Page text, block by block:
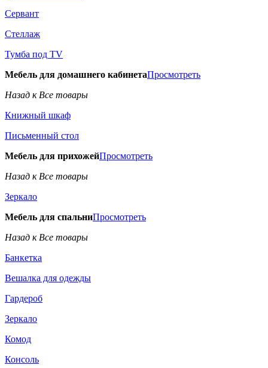
Сервант
Стеллаж
Тумба под TV
Мебель для домашнего кабинетаПросмотреть
Назад к Все товары
Книжный шкаф
Письменный стол
Мебель для прихожейПросмотреть
Назад к Все товары
Зеркало
Мебель для спальниПросмотреть
Назад к Все товары
Банкетка
Вешалка для одежды
Гардероб
Зеркало
Комод
Консоль